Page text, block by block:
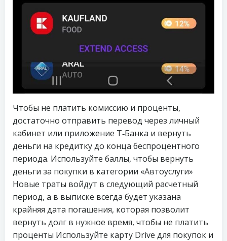
Чтобы не платить комиссию и проценты,
достаточно отправить перевод через личный
кабинет или приложение Т‑Банка и вернуть
деньги на кредитку до конца беспроцентного
периода. Используйте баллы, чтобы вернуть
деньги за покупки в категории «Автоуслуги»
Новые траты войдут в следующий расчетный
период, а в выписке всегда будет указана
крайняя дата погашения, которая позволит
вернуть долг в нужное время, чтобы не платить
проценты Используйте карту Drive для покупок и